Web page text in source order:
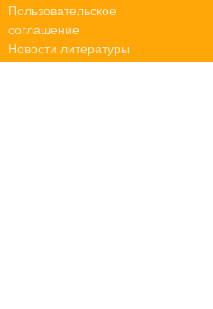
Пользовательское
соглашение
Новости литературы